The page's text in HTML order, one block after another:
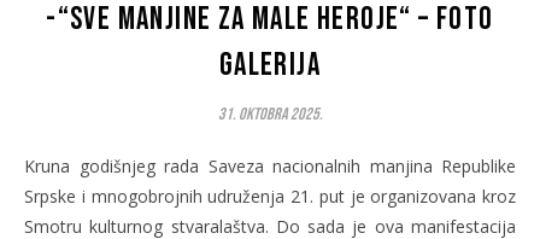
-“SVE MANJINE ZA MALE HEROJE“ – FOTO
GALERIJA
31. Oktobra 2025.
Kruna godišnjeg rada Saveza nacionalnih manjina Republike
Srpske i mnogobrojnih udruženja 21. put je organizovana kroz
Smotru kulturnog stvaralaštva. Do sada je ova manifestacija